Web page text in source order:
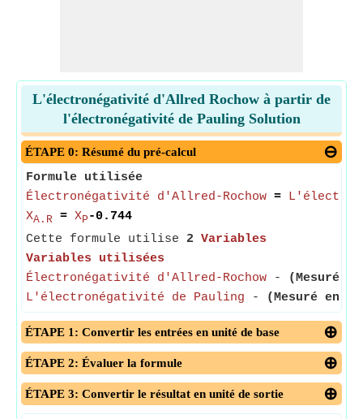
L'électronégativité d'Allred Rochow à partir de
l'électronégativité de Pauling Solution
ÉTAPE 0: Résumé du pré-calcul
Formule utilisée
Électronégativité d'Allred-Rochow =
XA.R = XP -0.744
Cette formule utilise 2 Variables
Variables utilisées
Électronégativité d'Allred-Rochow -
(Mesuré
L'électronégativité de Pauling - (Mesuré en
ÉTAPE 1: Convertir les entrées en unité de base
ÉTAPE 2: Évaluer la formule
ÉTAPE 3: Convertir le résultat en unité de sortie